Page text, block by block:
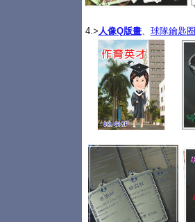
4.> 人像Q版畫、 球隊鑰匙圈